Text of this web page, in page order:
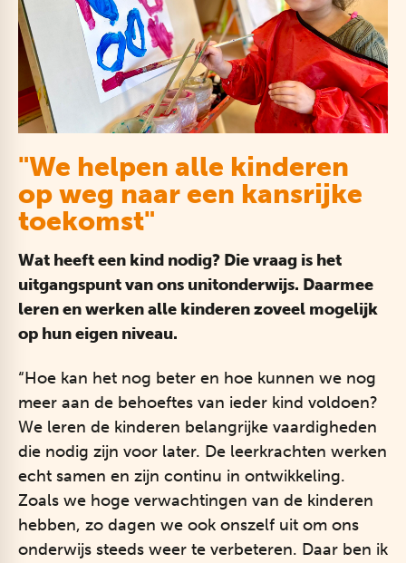
"We helpen alle kinderen
op weg naar een kansrijke
toekomst"
Wat heeft een kind nodig? Die vraag is het
uitgangspunt van ons unitonderwijs. Daarmee
leren en werken alle kinderen zoveel mogelijk
op hun eigen niveau.
“Hoe kan het nog beter en hoe kunnen we nog
meer aan de behoeftes van ieder kind voldoen?
We leren de kinderen belangrijke vaardigheden
die nodig zijn voor later. De leerkrachten werken
echt samen en zijn continu in ontwikkeling.
Zoals we hoge verwachtingen van de kinderen
hebben, zo dagen we ook onszelf uit om ons
onderwijs steeds weer te verbeteren. Daar ben ik